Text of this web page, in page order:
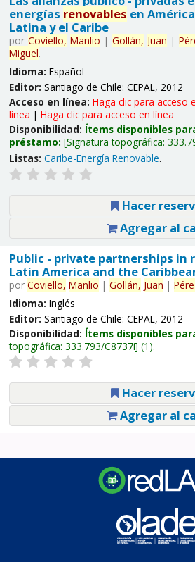
energías renovables en América
Latina y el Caribe
por Coviello, Manlio | Gollán, Juan |
Miguel.
Idioma: Español
Editor: Santiago de Chile: CEPAL, 2012
Acceso en línea: Haga clic para acceso
línea | Haga clic para acceso en línea
Disponibilidad: Ítems disponibles
préstamo: Signatura topográfica:
Listas: Caribe-Energía Renovable.
Hacer
Agregar al
Public - private partnerships in
Latin America and the
por Coviello, Manlio | Gollán, Juan |
Idioma: Inglés
Editor: Santiago de Chile: CEPAL, 2012
Disponibilidad: Ítems disponibles
topográfica: 333.793/C8737i (1).
Hacer
Agregar al